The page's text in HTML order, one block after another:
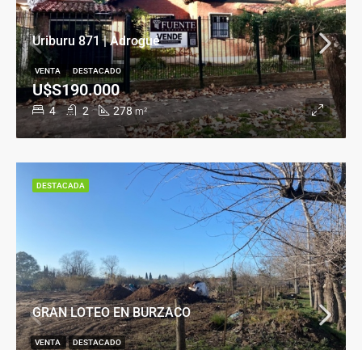
Uriburu 871 | Adrogué
4 2 278 m²
U$S190.000
VENTA DESTACADO
GRAN LOTEO EN BURZACO
VENTA DESTACADO
DESTACADA